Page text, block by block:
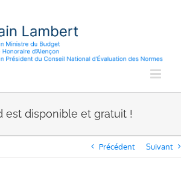
est disponible et gratuit !
Précédent Suivant